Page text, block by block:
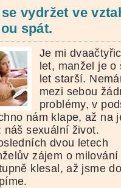
se vydržet ve
spát.
Je mi
let, manžel je o
let starší.
mezi sebou
problémy, v
nám klape, až na
náš sexuální život.
dvou letech
zájem o milování
klesal, až jsme